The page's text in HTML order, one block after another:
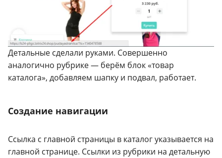
Детальные сделали руками. Совершенно
аналогично рубрике — берём блок «товар
каталога», добавляем шапку и подвал, работает.
Создание навигации
Ссылка с главной страницы в каталог указывается на
главной странице. Ссылки из рубрики на детальную